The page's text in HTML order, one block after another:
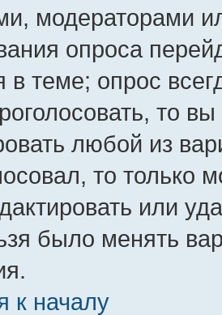
модераторами
опроса
теме; опрос
то
любой из
то только
или
было менять
к началу